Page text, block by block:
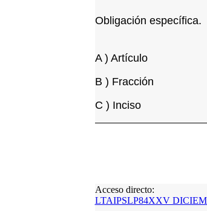
Obligación específica.
A ) Artículo
B ) Fracción
C ) Inciso
Acceso directo:
LTAIPSLP84XXV